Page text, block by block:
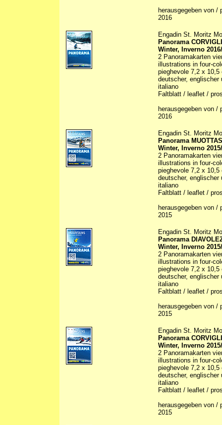
herausgegeben von
2016
Engadin St. Moritz
Panorama
Winter, Inverno
2 Panoramakarten
illustrations in four-
pieghevole 7,2 x 10,5
deutscher,
italiano
Faltblatt / leaflet /
herausgegeben von
2016
Engadin St. Moritz
Panorama
Winter, Inverno
2 Panoramakarten
illustrations in four-
pieghevole 7,2 x 10,5
deutscher,
italiano
Faltblatt / leaflet /
herausgegeben von
2015
Engadin St. Moritz
Panorama
Winter, Inverno
2 Panoramakarten
illustrations in four-
pieghevole 7,2 x 10,5
deutscher,
italiano
Faltblatt / leaflet /
herausgegeben von
2015
Engadin St. Moritz
Panorama
Winter, Inverno
2 Panoramakarten
illustrations in four-
pieghevole 7,2 x 10,5
deutscher,
italiano
Faltblatt / leaflet /
herausgegeben von
2015